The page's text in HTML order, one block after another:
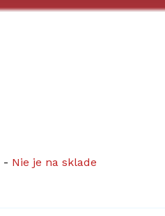
- Nie je na sklade